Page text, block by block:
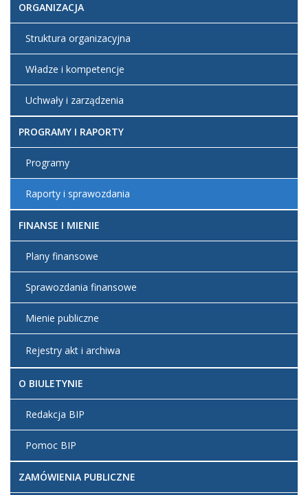
ORGANIZACJA
Struktura organizacyjna
Władze i kompetencje
Uchwały i zarządzenia
PROGRAMY I RAPORTY
Programy
Raporty i sprawozdania
FINANSE I MIENIE
Plany finansowe
Sprawozdania finansowe
Mienie publiczne
Rejestry akt i archiwa
O BIULETYNIE
Redakcja BIP
Pomoc BIP
ZAMÓWIENIA PUBLICZNE